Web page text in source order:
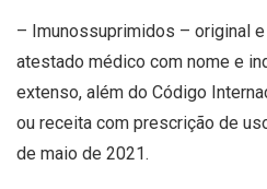
– Imunossuprimidos – original
atestado médico com nome e
extenso, além do Código
ou receita com prescrição de
de maio de 2021.